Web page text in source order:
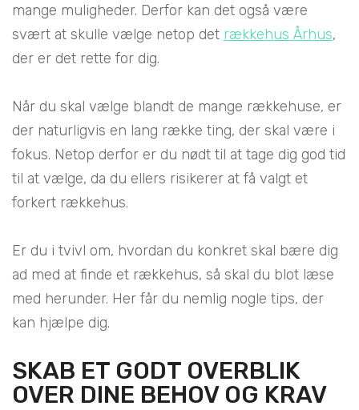
mange muligheder. Derfor kan det også være
svært at skulle vælge netop det rækkehus Århus,
der er det rette for dig.
Når du skal vælge blandt de mange rækkehuse, er
der naturligvis en lang række ting, der skal være i
fokus. Netop derfor er du nødt til at tage dig god tid
til at vælge, da du ellers risikerer at få valgt et
forkert rækkehus.
Er du i tvivl om, hvordan du konkret skal bære dig
ad med at finde et rækkehus, så skal du blot læse
med herunder. Her får du nemlig nogle tips, der
kan hjælpe dig.
SKAB ET GODT OVERBLIK
OVER DINE BEHOV OG KRAV